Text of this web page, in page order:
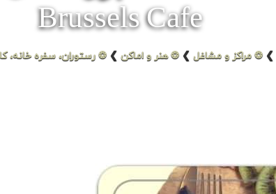
Brussels Cafe
❯ ❂ مراکز و مشاغل ❯ ❂ هنر و اماکن ❯ ❂ رستوران، سفره خانه،